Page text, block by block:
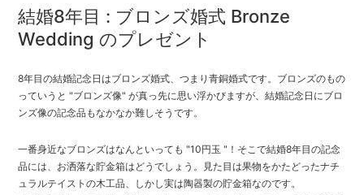
結婚8年目 : ブロンズ婚式 Bronze
Wedding のプレゼント
8年目の結婚記念日はブロンズ婚式、つまり青銅婚式です。ブロンズのもの
っていうと "ブロンズ像" が真っ先に思い浮かびますが、結婚記念日にブロ
ンズ像の記念品もなかなか難しそうです。
一番身近なブロンズはなんといっても "10円玉 "！そこで結婚8年目の記念
品には、お洒落な貯金箱はどうでしょう。見た目は果物をかたどったナチ
ュラルテイストの木工品、しかし実は陶器製の貯金箱なのです。